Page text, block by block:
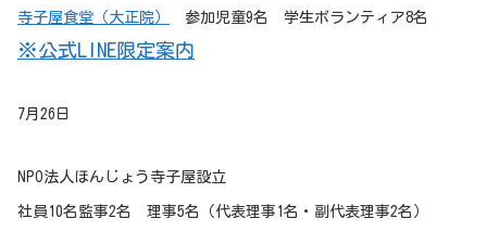
寺子屋食堂（大正院） 参加児童9名 学生ボランティア8名
※公式LINE限定案内
7月26日
NPO法人ほんじょう寺子屋設立
社員10名監事2名 理事5名（代表理事1名・副代表理事2名）